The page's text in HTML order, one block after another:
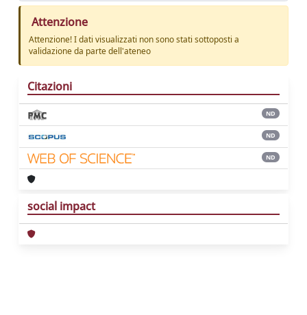
Attenzione
Attenzione! I dati visualizzati non sono stati sottoposti a
validazione da parte dell'ateneo
Citazioni
ND
ND
ND
social impact